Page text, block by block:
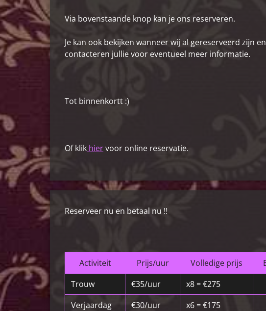
Via bovenstaande knop kan je ons reserveren.
Je kan ook bekijken wanneer wij al gereserveerd zijn
contacteren jullie voor eventueel meer informatie.
Tot binnenkortt :)
Of klik hiervoor online reservatie.
Reserveer nu en betaal nu !!
Activiteit Prijs/uur Volledige prijs
Trouw
€35/uur x8 = €275
Verjaardag
€30/uur x6 = €175